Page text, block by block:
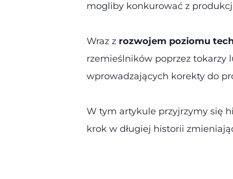
mogliby konkurować z
Wraz z rozwojem poziomu
rzemieślników poprzez tokarzy
wprowadzających korekty do
W tym artykule przyjrzymy się
krok w długiej historii